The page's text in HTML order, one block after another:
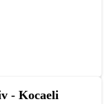
- Kocaeli